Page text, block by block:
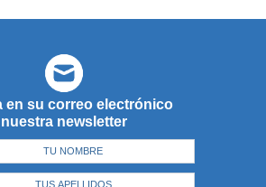
en su correo electrónico
nuestra newsletter